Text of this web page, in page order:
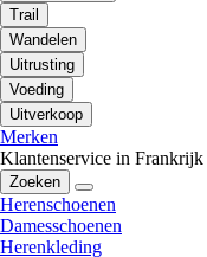
Trail
Wandelen
Uitrusting
Voeding
Uitverkoop
Merken
Klantenservice in Frankrijk
Zoeken
Herenschoenen
Damesschoenen
Herenkleding